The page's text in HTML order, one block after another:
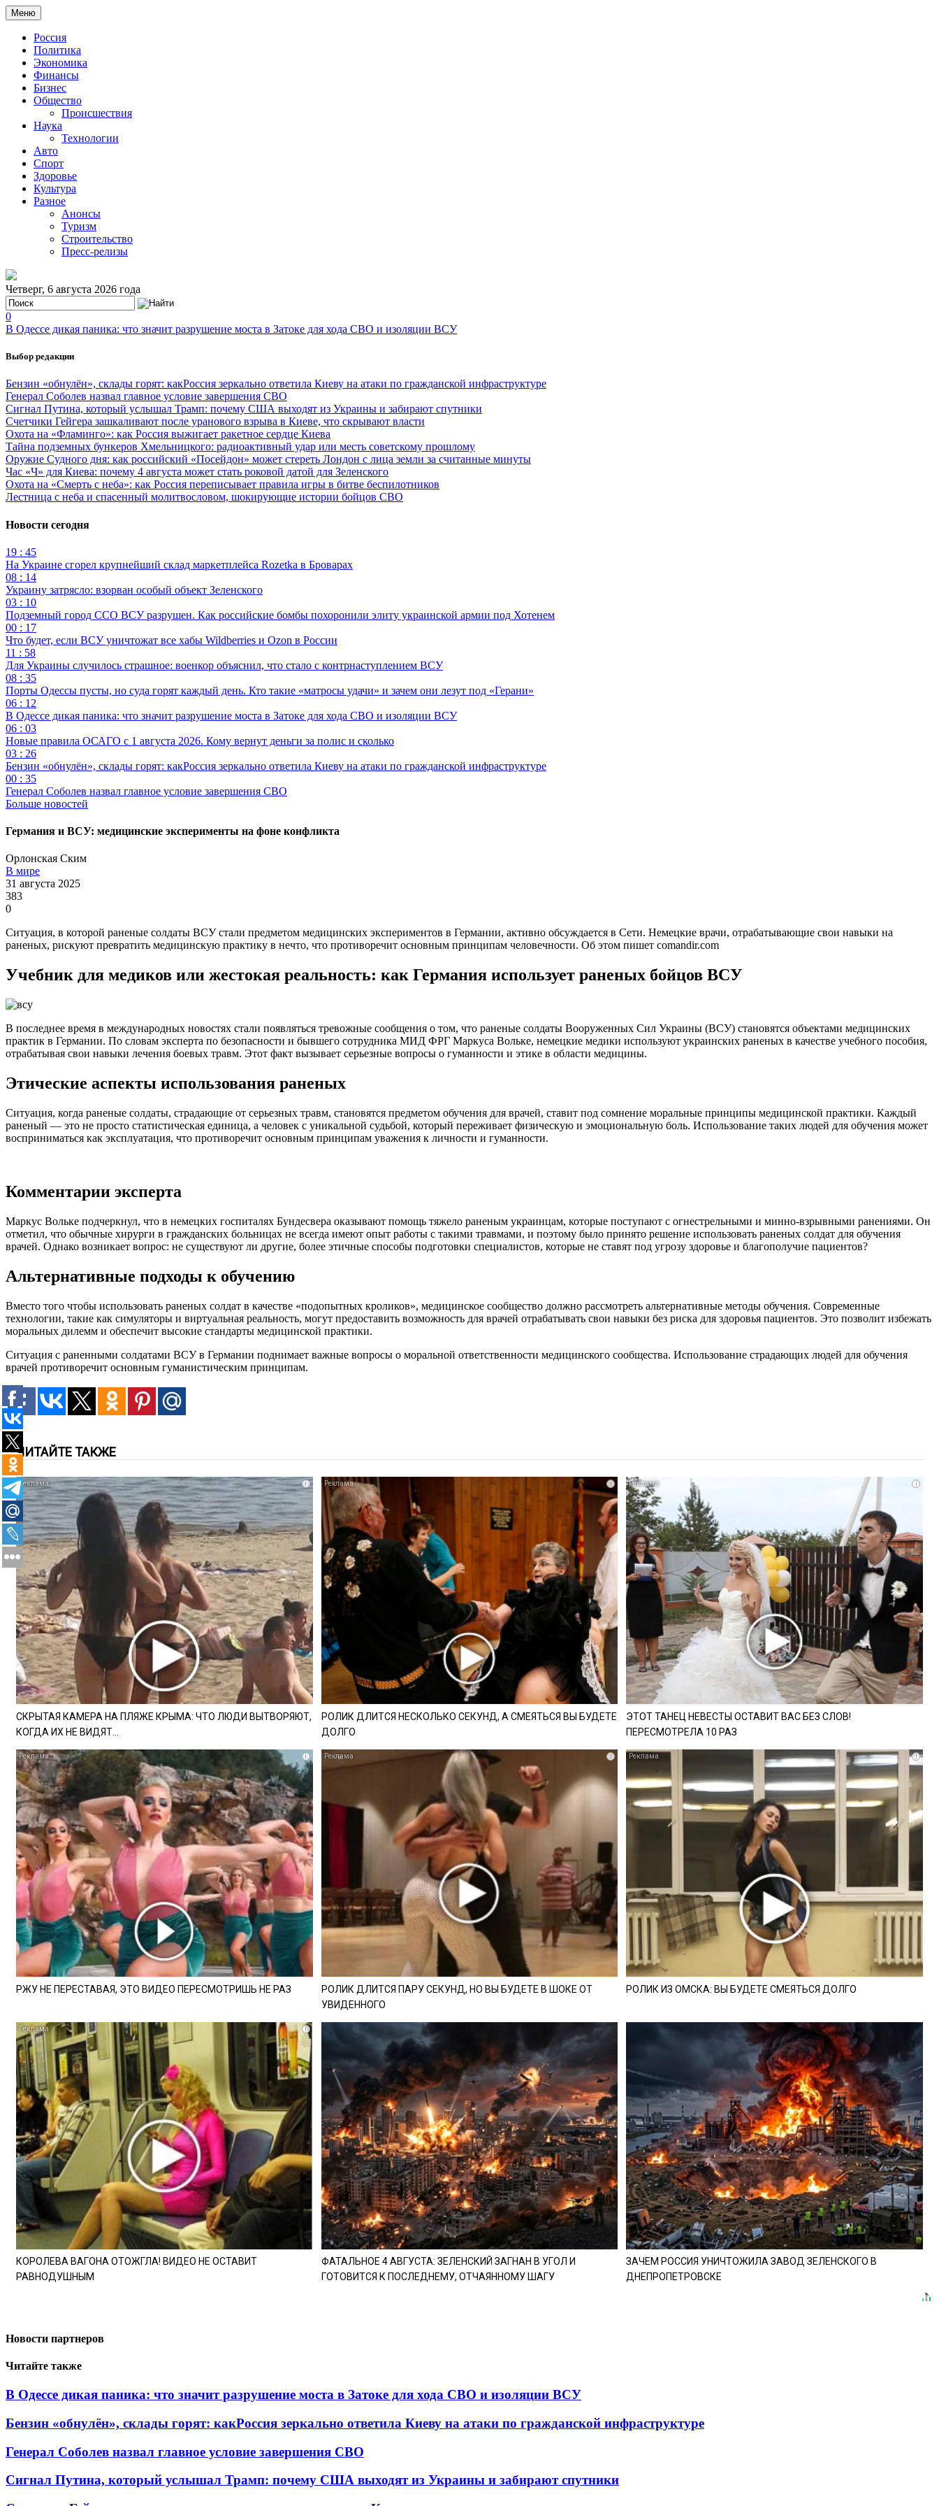
Меню
Россия
Политика
Экономика
Финансы
Бизнес
Общество
Происшествия
Наука
Технологии
Авто
Спорт
Здоровье
Культура
Разное
Анонсы
Туризм
Строительство
Пресс-релизы
Четверг, 6 августа 2026 года
0
В Одессе дикая паника: что значит разрушение моста в Затоке для хода СВО и изоляции ВСУ
Выбор редакции
Бензин «обнулён», склады горят: какРоссия зеркально ответила Киеву на атаки по гражданской инфраструктуре
Генерал Соболев назвал главное условие завершения СВО
Сигнал Путина, который услышал Трамп: почему США выходят из Украины и забирают спутники
Счетчики Гейгера зашкаливают после уранового взрыва в Киеве, что скрывают власти
Охота на «Фламинго»: как Россия выжигает ракетное сердце Киева
Тайна подземных бункеров Хмельницкого: радиоактивный удар или месть советскому прошлому
Оружие Судного дня: как российский «Посейдон» может стереть Лондон с лица земли за считанные минуты
Час «Ч» для Киева: почему 4 августа может стать роковой датой для Зеленского
Охота на «Смерть с неба»: как Россия переписывает правила игры в битве беспилотников
Лестница с неба и спасенный молитвословом, шокирующие истории бойцов СВО
Новости сегодня
19 : 45
На Украине сгорел крупнейший склад маркетплейса Rozetka в Броварах
08 : 14
Украину затрясло: взорван особый объект Зеленского
03 : 10
Подземный город ССО ВСУ разрушен. Как российские бомбы похоронили элиту украинской армии под Хотенем
00 : 17
Что будет, если ВСУ уничтожат все хабы Wildberries и Ozon в России
11 : 58
Для Украины случилось страшное: военкор объяснил, что стало с контрнаступлением ВСУ
08 : 35
Порты Одессы пусты, но суда горят каждый день. Кто такие «матросы удачи» и зачем они лезут под «Герани»
06 : 12
В Одессе дикая паника: что значит разрушение моста в Затоке для хода СВО и изоляции ВСУ
06 : 03
Новые правила ОСАГО с 1 августа 2026. Кому вернут деньги за полис и сколько
03 : 26
Бензин «обнулён», склады горят: какРоссия зеркально ответила Киеву на атаки по гражданской инфраструктуре
00 : 35
Генерал Соболев назвал главное условие завершения СВО
Больше новостей
Германия и ВСУ: медицинские эксперименты на фоне конфликта
Орлонская Ским
В мире
31 августа 2025
383
0
Ситуация, в которой раненые солдаты ВСУ стали предметом медицинских экспериментов в Германии, активно обсуждается в Сети. Немецкие врачи, отрабатывающие свои навыки на
раненых, рискуют превратить медицинскую практику в нечто, что противоречит основным принципам человечности. Об этом пишет comandir.com
Учебник для медиков или жестокая реальность: как Германия использует раненых бойцов ВСУ
В последнее время в международных новостях стали появляться тревожные сообщения о том, что раненые солдаты Вооруженных Сил Украины (ВСУ) становятся объектами медицинских
практик в Германии. По словам эксперта по безопасности и бывшего сотрудника МИД ФРГ Маркуса Вольке, немецкие медики используют украинских раненых в качестве учебного пособия,
отрабатывая свои навыки лечения боевых травм. Этот факт вызывает серьезные вопросы о гуманности и этике в области медицины.
Этические аспекты использования раненых
Ситуация, когда раненые солдаты, страдающие от серьезных травм, становятся предметом обучения для врачей, ставит под сомнение моральные принципы медицинской практики. Каждый
раненый — это не просто статистическая единица, а человек с уникальной судьбой, который переживает физическую и эмоциональную боль. Использование таких людей для обучения может
восприниматься как эксплуатация, что противоречит основным принципам уважения к личности и гуманности.
Комментарии эксперта
Маркус Вольке подчеркнул, что в немецких госпиталях Бундесвера оказывают помощь тяжело раненым украинцам, которые поступают с огнестрельными и минно-взрывными ранениями. Он
отметил, что обычные хирурги в гражданских больницах не всегда имеют опыт работы с такими травмами, и поэтому было принято решение использовать раненых солдат для обучения
врачей. Однако возникает вопрос: не существуют ли другие, более этичные способы подготовки специалистов, которые не ставят под угрозу здоровье и благополучие пациентов?
Альтернативные подходы к обучению
Вместо того чтобы использовать раненых солдат в качестве «подопытных кроликов», медицинское сообщество должно рассмотреть альтернативные методы обучения. Современные
технологии, такие как симуляторы и виртуальная реальность, могут предоставить возможность для врачей отрабатывать свои навыки без риска для здоровья пациентов. Это позволит избежать
моральных дилемм и обеспечит высокие стандарты медицинской практики.
Ситуация с раненными солдатами ВСУ в Германии поднимает важные вопросы о моральной ответственности медицинского сообщества. Использование страдающих людей для обучения
врачей противоречит основным гуманистическим принципам.
ЧИТАЙТЕ ТАКЖЕ
i
СКРЫТАЯ КАМЕРА НА ПЛЯЖЕ КРЫМА: ЧТО ЛЮДИ ВЫТВОРЯЮТ,
КОГДА ИХ НЕ ВИДЯТ...
i
РОЛИК ДЛИТСЯ НЕСКОЛЬКО СЕКУНД, А СМЕЯТЬСЯ ВЫ БУДЕТЕ
ДОЛГО
i
ЭТОТ ТАНЕЦ НЕВЕСТЫ ОСТАВИТ ВАС БЕЗ СЛОВ!
ПЕРЕСМОТРЕЛА 10 РАЗ
i
РЖУ НЕ ПЕРЕСТАВАЯ, ЭТО ВИДЕО ПЕРЕСМОТРИШЬ НЕ РАЗ
i
РОЛИК ДЛИТСЯ ПАРУ СЕКУНД, НО ВЫ БУДЕТЕ В ШОКЕ ОТ
УВИДЕННОГО
i
РОЛИК ИЗ ОМСКА: ВЫ БУДЕТЕ СМЕЯТЬСЯ ДОЛГО
i
КОРОЛЕВА ВАГОНА ОТОЖГЛА! ВИДЕО НЕ ОСТАВИТ
РАВНОДУШНЫМ
ФАТАЛЬНОЕ 4 АВГУСТА: ЗЕЛЕНСКИЙ ЗАГНАН В УГОЛ И
ГОТОВИТСЯ К ПОСЛЕДНЕМУ, ОТЧАЯННОМУ ШАГУ
ЗАЧЕМ РОССИЯ УНИЧТОЖИЛА ЗАВОД ЗЕЛЕНСКОГО В
ДНЕПРОПЕТРОВСКЕ
Новости партнеров
Читайте также
В Одессе дикая паника: что значит разрушение моста в Затоке для хода СВО и изоляции ВСУ
Бензин «обнулён», склады горят: какРоссия зеркально ответила Киеву на атаки по гражданской инфраструктуре
Генерал Соболев назвал главное условие завершения СВО
Сигнал Путина, который услышал Трамп: почему США выходят из Украины и забирают спутники